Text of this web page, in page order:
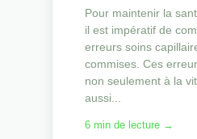
Pour maintenir la
il est impératif de
erreurs soins
commises. Ces
non seulement à la
aussi...
6 min de lecture →